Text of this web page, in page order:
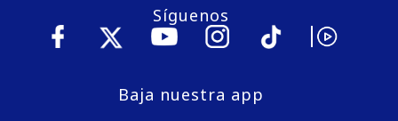
Síguenos
Baja nuestra app